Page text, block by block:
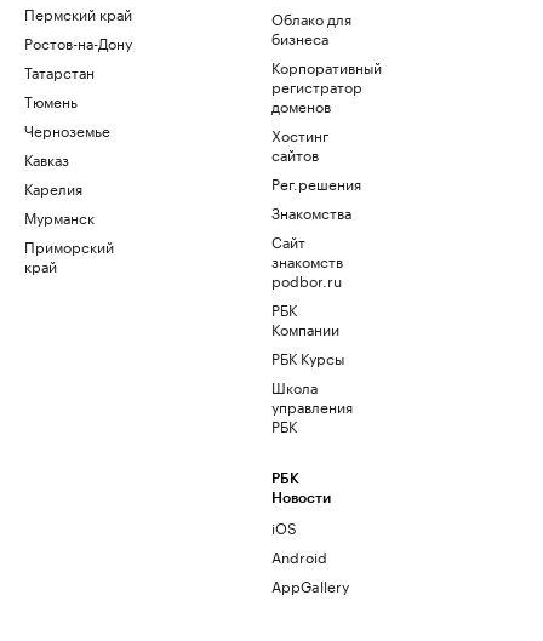
Пермский край
Ростов-на-Дону
Татарстан
Тюмень
Черноземье
Кавказ
Карелия
Мурманск
Приморский
край
Облако для
бизнеса
Корпоративный
регистратор
доменов
Хостинг
сайтов
Рег.решения
Знакомства
Сайт
знакомств
podbor.ru
РБК
Компании
РБК Курсы
Школа
управления
РБК
РБК
Новости
iOS
Android
AppGallery